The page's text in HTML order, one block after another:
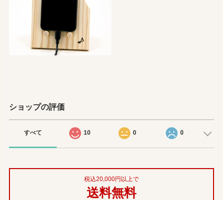
ショップの評価
すべて 10 0 0
税込20,000円以上で
送料無料